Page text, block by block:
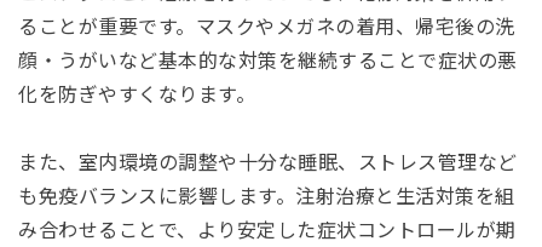
ることが重要です。マスクやメガネの着用、帰宅後の洗
顔・うがいなど基本的な対策を継続することで症状の悪
化を防ぎやすくなります。
また、室内環境の調整や十分な睡眠、ストレス管理など
も免疫バランスに影響します。注射治療と生活対策を組
み合わせることで、より安定した症状コントロールが期